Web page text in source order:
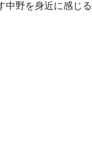
中野を身近に感じる